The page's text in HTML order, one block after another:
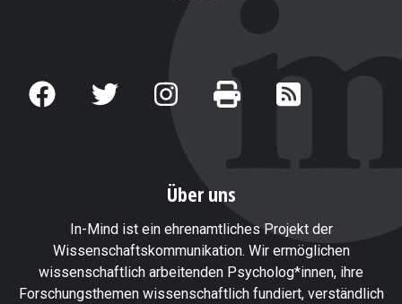
Über uns
In-Mind ist ein ehrenamtliches Projekt der
Wissenschaftskommunikation. Wir ermöglichen
wissenschaftlich arbeitenden Psycholog*innen, ihre
Forschungsthemen wissenschaftlich fundiert, verständlich